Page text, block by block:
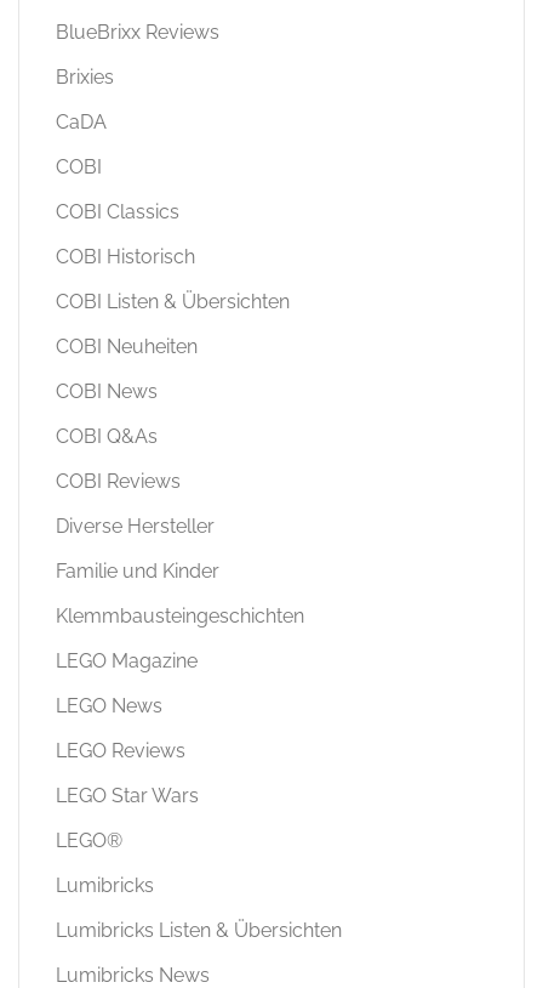
BlueBrixx Reviews
Brixies
CaDA
COBI
COBI Classics
COBI Historisch
COBI Listen & Übersichten
COBI Neuheiten
COBI News
COBI Q&As
COBI Reviews
Diverse Hersteller
Familie und Kinder
Klemmbausteingeschichten
LEGO Magazine
LEGO News
LEGO Reviews
LEGO Star Wars
LEGO®
Lumibricks
Lumibricks Listen & Übersichten
Lumibricks News